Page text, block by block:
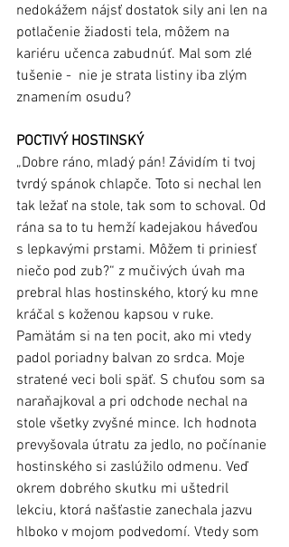
nedokážem nájsť dostatok sily ani len na
potlačenie žiadosti tela, môžem na
kariéru učenca zabudnúť. Mal som zlé
tušenie -  nie je strata listiny iba zlým
znamením osudu?
POCTIVÝ HOSTINSKÝ
„Dobre ráno, mladý pán! Závidím ti tvoj
tvrdý spánok chlapče. Toto si nechal len
tak ležať na stole, tak som to schoval. Od
rána sa to tu hemží kadejakou háveďou
s lepkavými prstami. Môžem ti priniesť
niečo pod zub?“ z mučivých úvah ma
prebral hlas hostinského, ktorý ku mne
kráčal s koženou kapsou v ruke.
Pamätám si na ten pocit, ako mi vtedy
padol poriadny balvan zo srdca. Moje
stratené veci boli späť. S chuťou som sa
naraňajkoval a pri odchode nechal na
stole všetky zvyšné mince. Ich hodnota
prevyšovala útratu za jedlo, no počínanie
hostinského si zaslúžilo odmenu. Veď
okrem dobrého skutku mi uštedril
lekciu, ktorá našťastie zanechala jazvu
hlboko v mojom podvedomí. Vtedy som